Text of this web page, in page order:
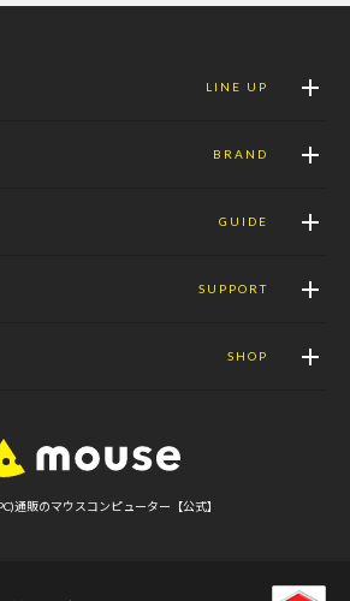
LINE UP
BRAND
GUIDE
SUPPORT
SHOP
通販のマウスコンピューター【公式】